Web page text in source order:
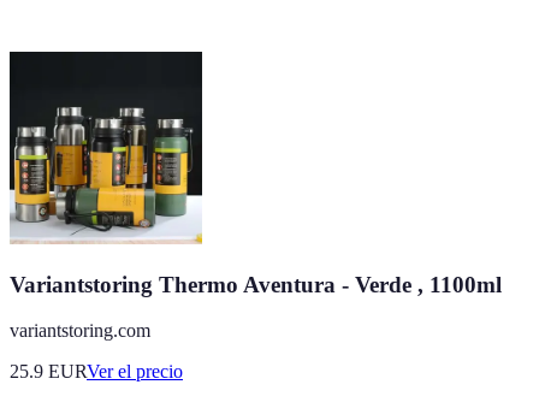
Variantstoring Thermo Aventura - Verde , 1100ml
variantstoring.com
25.9 EURVer el precio